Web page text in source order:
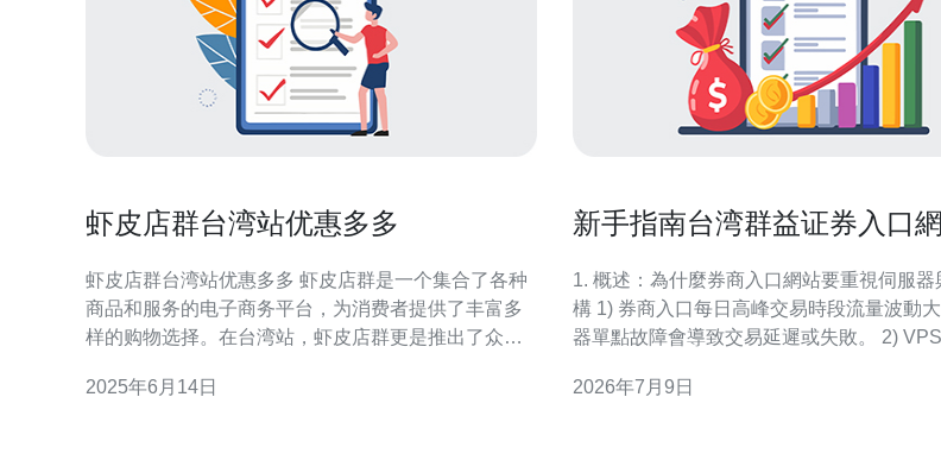
虾皮店群台湾站优惠多多
虾皮店群台湾站优惠多多 虾皮店群是一个集合了各种
商品和服务的电子商务平台，为消费者提供了丰富多
样的购物选择。在台湾站，虾皮店群更是推出了众多
想要的商品。 虾皮店群台湾站的优惠活动丰富多样，
2025年6月14日
新手指南台湾群益证券入口
1. 概述：為什麼券商入口網站要重視伺服器
構 1) 券商入口每日高峰交易時段流量波動
器單點故障會導致交易延遲或失敗。 2)
域名解析（DNS）與 CDN 設定直接影響首
2026年7月9日